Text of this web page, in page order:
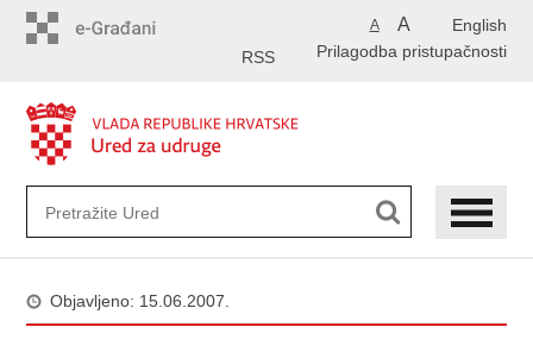
English
A A
Prilagodba pristupačnosti
RSS
Objavljeno: 15.06.2007.